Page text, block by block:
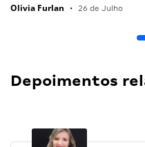
Olivia Furlan • 26 de Julho
Depoimentos